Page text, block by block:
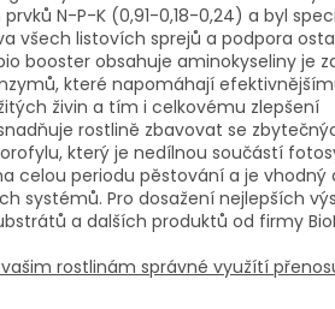
N-P-K (0,91-0,18-0,24) a byl
všech listovích sprejů a podpora
booster obsahuje aminokyseliny je
které napomáhají
živin a tím i celkovému zlepšení
rostlině zbavovat se
který je nedílnou součástí
celou periodu pěstování a je vhodný
systémů. Pro dosažení nejlepších
a dalších produktů od firmy
vašim rostlinám správné využítí